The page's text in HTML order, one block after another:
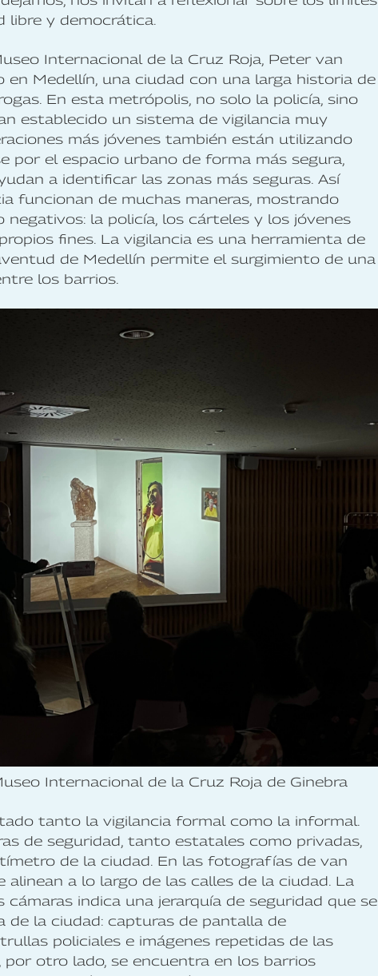
libre y democrática.
Internacional de la Cruz Roja, Peter van
Medellín, una ciudad con una larga historia de
En esta metrópolis, no solo la policía, sino
establecido un sistema de vigilancia muy
más jóvenes también están utilizando
por el espacio urbano de forma más segura,
a identificar las zonas más seguras. Así
funcionan de muchas maneras, mostrando
la policía, los cárteles y los jóvenes
fines. La vigilancia es una herramienta de
de Medellín permite el surgimiento de una
los barrios.
Internacional de la Cruz Roja de Ginebra
tanto la vigilancia formal como la informal.
de seguridad, tanto estatales como privadas,
de la ciudad. En las fotografías de van
alinean a lo largo de las calles de la ciudad. La
cámaras indica una jerarquía de seguridad que se
de la ciudad: capturas de pantalla de
policiales e imágenes repetidas de las
por otro lado, se encuentra en los barrios